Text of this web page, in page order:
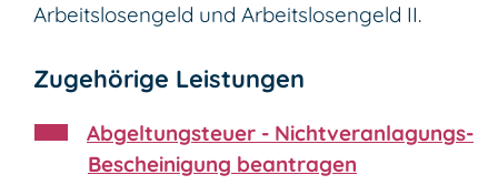
Arbeitslosengeld und Arbeitslosengeld II.
Zugehörige Leistungen
Abgeltungsteuer - Nichtveranlagungs-
Bescheinigung beantragen